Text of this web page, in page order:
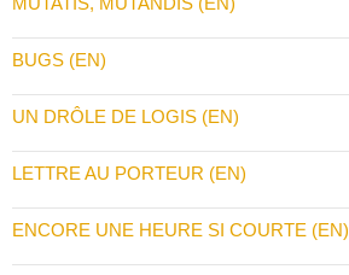
BUGS (EN)
UN DRÔLE DE LOGIS (EN)
LETTRE AU PORTEUR (EN)
ENCORE UNE HEURE SI COURTE (EN)